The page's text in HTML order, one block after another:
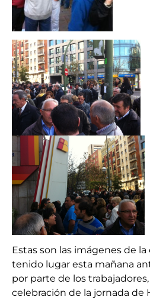
Estas son las imágenes de
tenido lugar esta mañana
por parte de los
celebración de la jornada de